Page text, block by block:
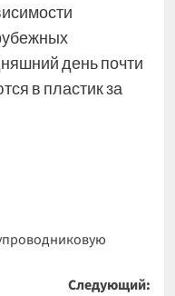
день почти
в пластик за
Следующий: